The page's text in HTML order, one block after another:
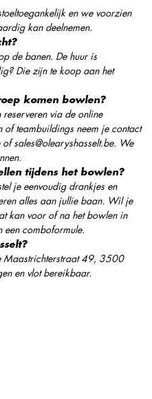
en we voorzien
kan deelnemen.
de banen. De huur is
Die zijn te koop aan het
komen bowlen?
via de online
teambuildings neem je contact
sales@olearyshasselt.be. We
tijdens het bowlen?
je eenvoudig drankjes en
alles aan jullie baan. Wil je
kan voor of na het bowlen in
een comboformule.
Maastrichterstraat 49, 3500
en vlot bereikbaar.